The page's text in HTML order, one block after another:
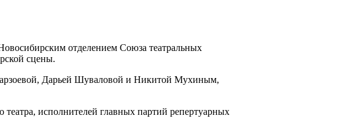
отделением Союза театральных
сцены.
Дарьей Шуваловой и Никитой Мухиным,
исполнителей главных партий репертуарных